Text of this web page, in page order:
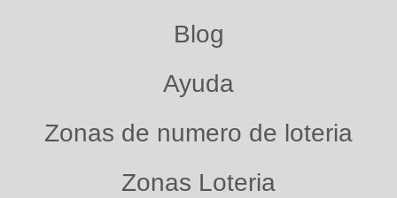
Blog
Ayuda
Zonas de numero de loteria
Zonas Loteria